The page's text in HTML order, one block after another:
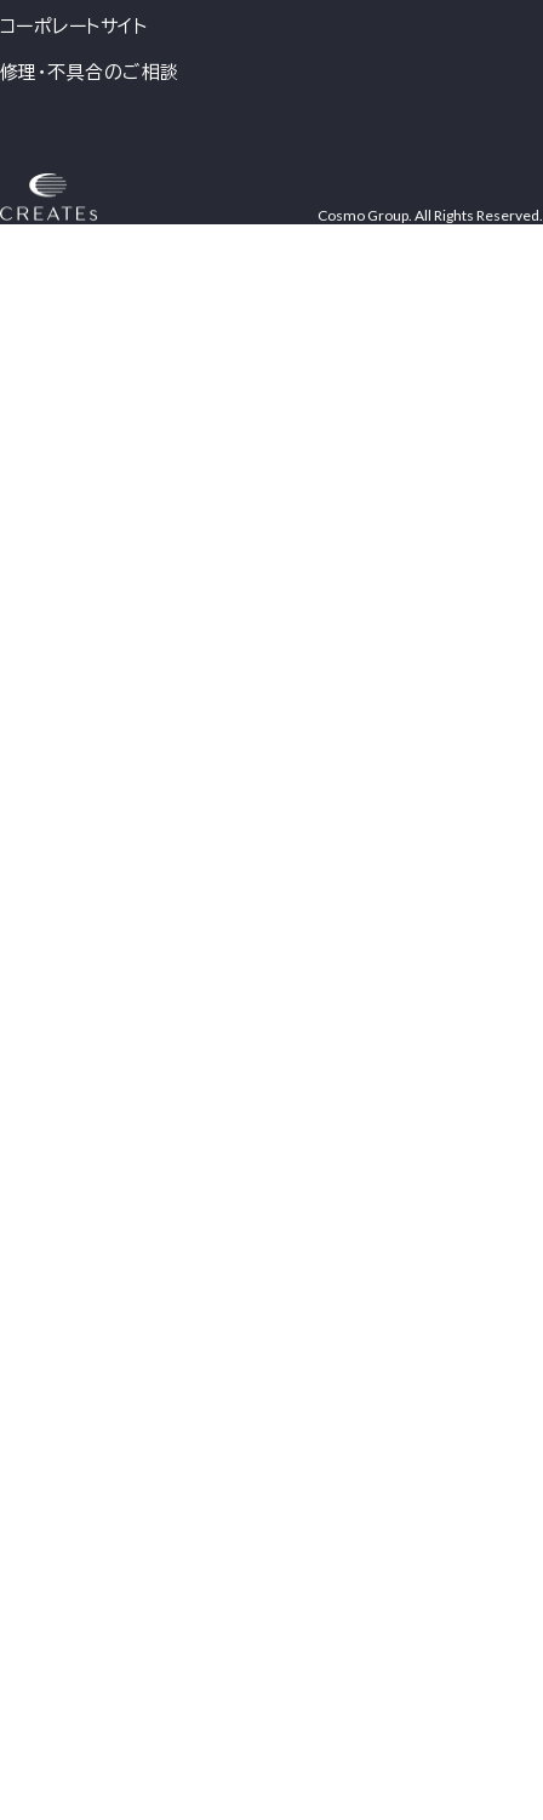
コーポレートサイト
修理・不具合のご相談
Cosmo Group. All Rights Reserved.